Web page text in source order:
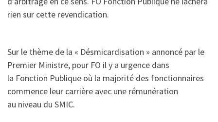
rien sur cette revendication.
Sur le thème de la « Désmicardisation » annoncé par le
Premier Ministre, pour FO il y a urgence dans
la Fonction Publique où la majorité des fonctionnaires
commence leur carrière avec une rémunération
au niveau du SMIC.